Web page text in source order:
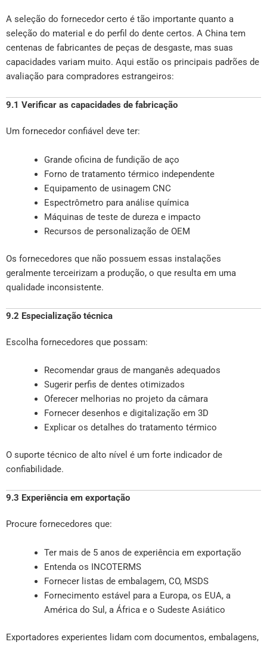
A seleção do fornecedor certo é tão importante quanto a
seleção do material e do perfil do dente certos. A China tem
centenas de fabricantes de peças de desgaste, mas suas
capacidades variam muito. Aqui estão os principais padrões de
avaliação para compradores estrangeiros:
9.1 Verificar as capacidades de fabricação
Um fornecedor confiável deve ter:
Grande oficina de fundição de aço
Forno de tratamento térmico independente
Equipamento de usinagem CNC
Espectrômetro para análise química
Máquinas de teste de dureza e impacto
Recursos de personalização de OEM
Os fornecedores que não possuem essas instalações
geralmente terceirizam a produção, o que resulta em uma
qualidade inconsistente.
9.2 Especialização técnica
Escolha fornecedores que possam:
Recomendar graus de manganês adequados
Sugerir perfis de dentes otimizados
Oferecer melhorias no projeto da câmara
Fornecer desenhos e digitalização em 3D
Explicar os detalhes do tratamento térmico
O suporte técnico de alto nível é um forte indicador de
confiabilidade.
9.3 Experiência em exportação
Procure fornecedores que:
Ter mais de 5 anos de experiência em exportação
Entenda os INCOTERMS
Fornecer listas de embalagem, CO, MSDS
Fornecimento estável para a Europa, os EUA, a
América do Sul, a África e o Sudeste Asiático
Exportadores experientes lidam com documentos, embalagens,